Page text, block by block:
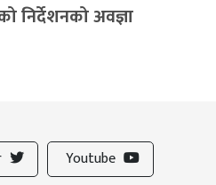
निर्देशनको अवज्ञा
Youtube